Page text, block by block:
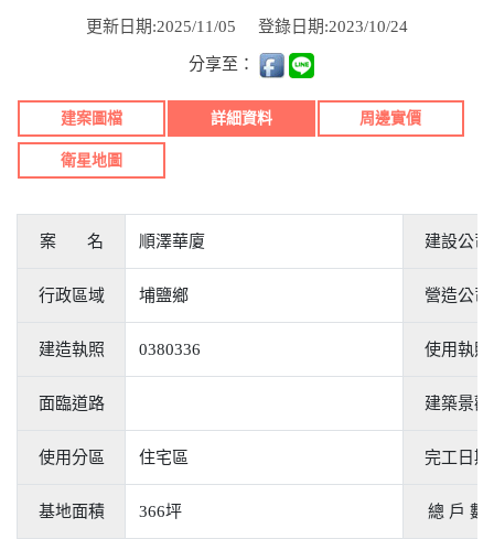
更新日期:2025/11/05 登錄日期:2023/10/24
分享至：
建案圖檔 詳細資料 周邊實價
衛星地圖
案 名 順澤華廈 建設公司
行政區域 埔鹽鄉 營造公司
建造執照 0380336 使用執照
面臨道路 建築景觀
使用分區 住宅區 完工日期
基地面積 366坪 總 戶 數